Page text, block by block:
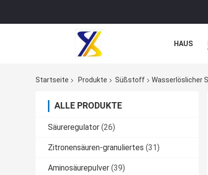
HAUS
Startseite
Produkte Süßstoff Wasserlöslicher
ALLE PRODUKTE
Säureregulator (26)
Zitronensäuren-granuliertes (31)
Aminosäurepulver (39)